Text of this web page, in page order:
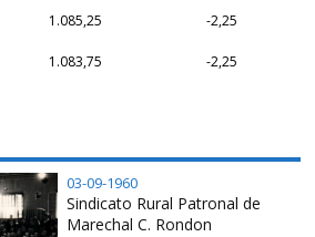
1.085,25 -2,25
1.083,75 -2,25
03-09-1960
Sindicato Rural Patronal de
Marechal C. Rondon